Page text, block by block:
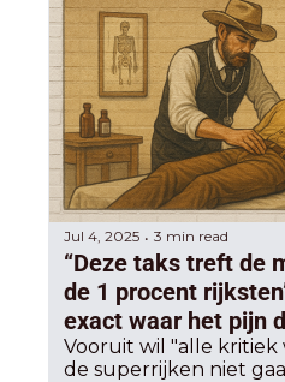
Jul 4, 2025 • 3 min read
“Deze taks treft de
de 1 procent
exact waar het pijn
Vooruit wil "alle
de superrijken niet